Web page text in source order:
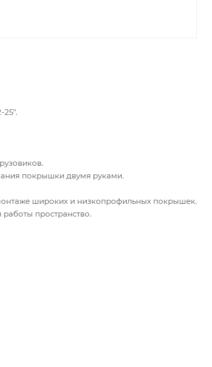
25".
покрышки двумя руками.
широких и низкопрофильных покрышек.
пространство.